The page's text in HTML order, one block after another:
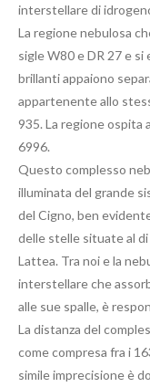
interstellare di
La regione nebulosa
sigle W80 e DR 27 e
brillanti appaiono
appartenente allo
935. La regione ospita
6996.
Questo complesso
illuminata del grande
del Cigno, ben
delle stelle situate al di
Lattea. Tra noi e la
interstellare che
alle sue spalle, è
La distanza del
come compresa fra i
simile imprecisione è